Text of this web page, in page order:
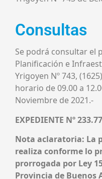
Consultas
Se podrá consultar el
Planificación e Infrae
Yrigoyen Nº 743,
horario de 09.00 a
Noviembre de 2021.-
EXPEDIENTE Nº
Nota aclaratoria: La
realiza conforme lo
prorrogada por Ley
Provincia de Buenos